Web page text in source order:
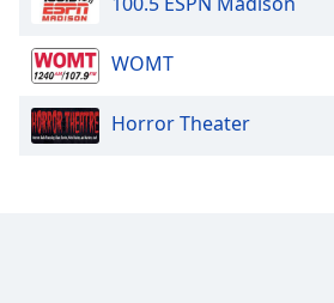
WOMT
Horror Theater